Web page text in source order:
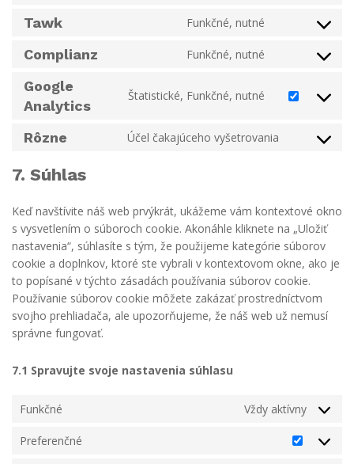
Tawk Funkčné, nutné
Consent
Complianz Funkčné, nutné
Consent
service
Google
Analytics
Štatistické, Funkčné, nutné
Consent
service
Rôzne Účel čakajúceho vyšetrovania
Consent
7. Súhlas
Keď navštívite náš web prvýkrát, ukážeme vám kontextové okno
s vysvetlením o súboroch cookie. Akonáhle kliknete na „Uložiť
nastavenia“, súhlasíte s tým, že použijeme kategórie súborov
cookie a doplnkov, ktoré ste vybrali v kontextovom okne, ako je
to popísané v týchto zásadách používania súborov cookie.
Používanie súborov cookie môžete zakázať prostredníctvom
svojho prehliadača, ale upozorňujeme, že náš web už nemusí
správne fungovať.
7.1 Spravujte svoje nastavenia súhlasu
Funkčné Vždy aktívny
Preferenčné